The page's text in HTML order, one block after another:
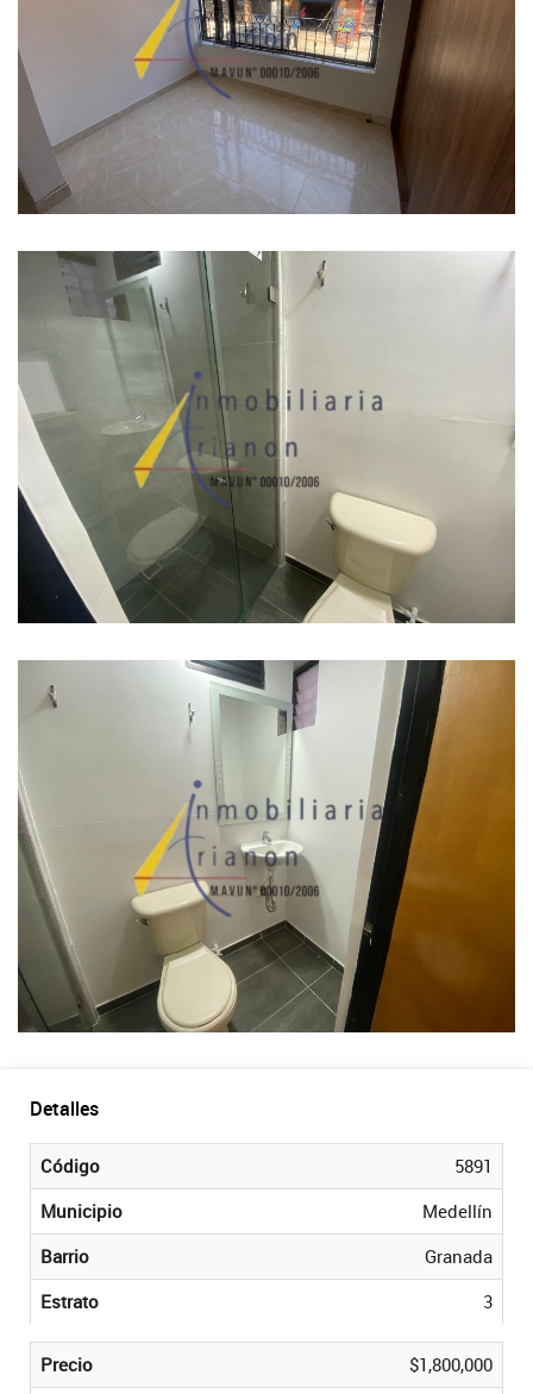
Detalles
Código
5891
Municipio
Medellín
Barrio
Granada
Estrato
3
Precio
$1,800,000